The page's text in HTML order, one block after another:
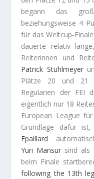
begann das
beziehungsweise 4
für das Weltcup-
dauerte relativ
Reiterinnen und
Patrick Stühlmeyer
Plätze 20 und 21
Regularien der FEI
eigentlich nur 18
European League
Grundlage dafür
Epaillard
Yuri Mansur sind als
beim Finale
following the 13th